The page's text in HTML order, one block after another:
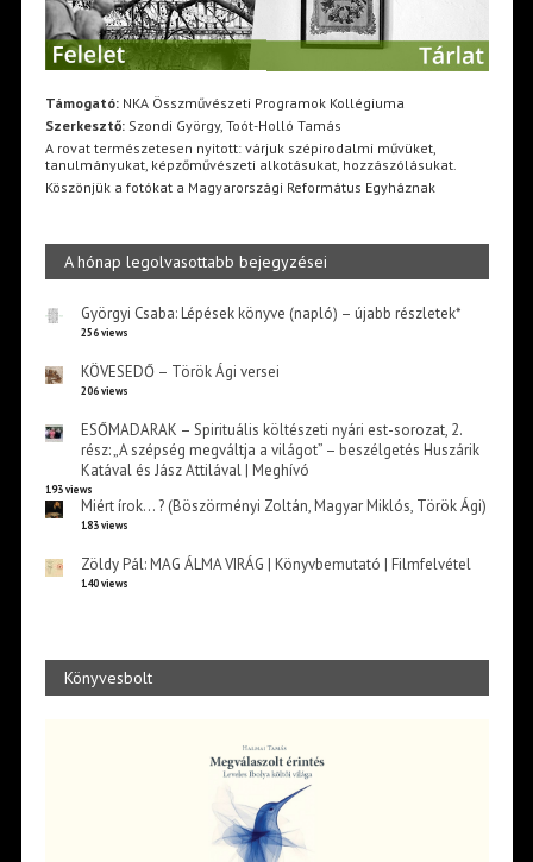
Támogató:NKA Összművészeti Programok Kollégiuma
Szerkesztő:Szondi György, Toót-Holló Tamás
A rovat természetesen nyitott: várjuk szépirodalmi művüket,
tanulmányukat, képzőművészeti alkotásukat, hozzászólásukat.
Köszönjük a fotókat a Magyarországi Református Egyháznak
A hónap legolvasottabb bejegyzései
Györgyi Csaba: Lépések könyve (napló) – újabb részletek*
256 views
KÖVESEDŐ – Török Ági versei
206 views
ESŐMADARAK – Spirituális költészeti nyári est-sorozat, 2.
rész: „A szépség megváltja a világot” – beszélgetés Huszárik
Katával és Jász Attilával | Meghívó
193 views
Miért írok… ? (Böszörményi Zoltán, Magyar Miklós, Török Ági)
183 views
Zöldy Pál: MAG ÁLMA VIRÁG | Könyvbemutató | Filmfelvétel
140 views
Könyvesbolt